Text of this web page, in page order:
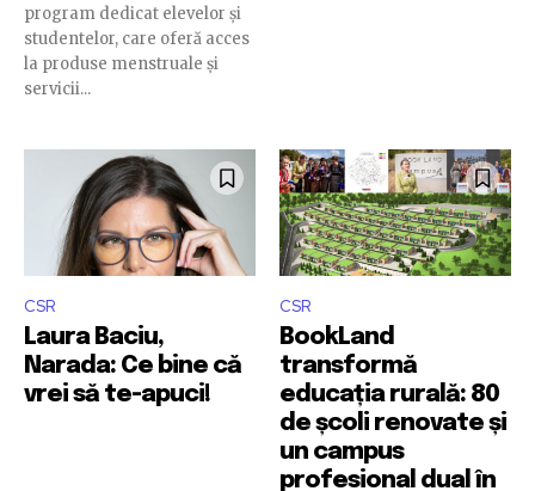
program dedicat elevelor și
studentelor, care oferă acces
la produse menstruale și
servicii...
CSR
Laura Baciu,
Narada: Ce bine că
vrei să te-apuci!
CSR
BookLand
transformă
educația rurală: 80
de școli renovate și
un campus
profesional dual în